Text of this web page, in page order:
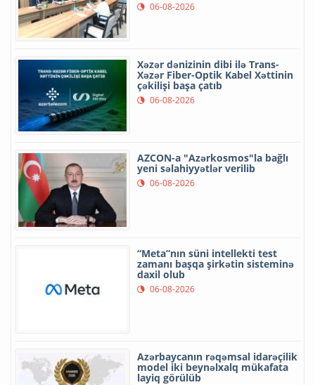
06-08-2026
Xəzər dənizinin dibi ilə Trans-
Xəzər Fiber-Optik Kabel Xəttinin
çəkilişi başa çatıb
06-08-2026
AZCON-a "Azərkosmos"la bağlı
yeni səlahiyyətlər verilib
06-08-2026
“Meta”nın süni intellekti test
zamanı başqa şirkətin sisteminə
daxil olub
06-08-2026
Azərbaycanın rəqəmsal idarəçilik
model iki beynəlxalq mükafata
layiq görülüb